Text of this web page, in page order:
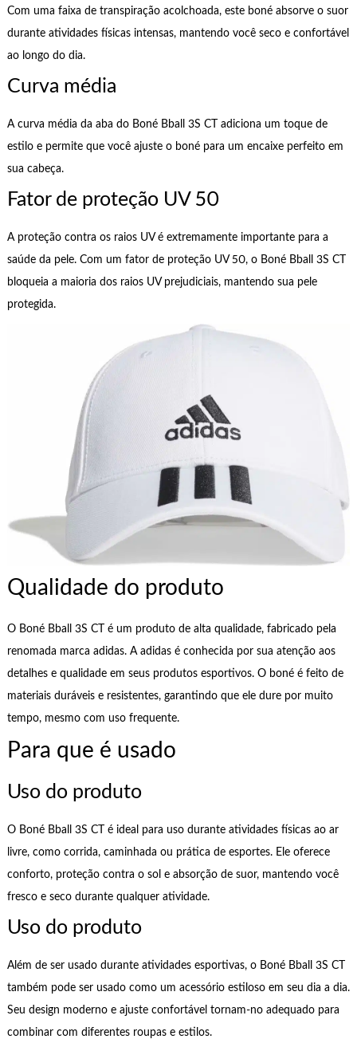
Com uma faixa de transpiração acolchoada, este boné absorve o suor
durante atividades físicas intensas, mantendo você seco e confortável
ao longo do dia.
Curva média
A curva média da aba do Boné Bball 3S CT adiciona um toque de
estilo e permite que você ajuste o boné para um encaixe perfeito em
sua cabeça.
Fator de proteção UV 50
A proteção contra os raios UV é extremamente importante para a
saúde da pele. Com um fator de proteção UV 50, o Boné Bball 3S CT
bloqueia a maioria dos raios UV prejudiciais, mantendo sua pele
protegida.
Qualidade do produto
O Boné Bball 3S CT é um produto de alta qualidade, fabricado pela
renomada marca adidas. A adidas é conhecida por sua atenção aos
detalhes e qualidade em seus produtos esportivos. O boné é feito de
materiais duráveis ​​e resistentes, garantindo que ele dure por muito
tempo, mesmo com uso frequente.
Para que é usado
Uso do produto
O Boné Bball 3S CT é ideal para uso durante atividades físicas ao ar
livre, como corrida, caminhada ou prática de esportes. Ele oferece
conforto, proteção contra o sol e absorção de suor, mantendo você
fresco e seco durante qualquer atividade.
Uso do produto
Além de ser usado durante atividades esportivas, o Boné Bball 3S CT
também pode ser usado como um acessório estiloso em seu dia a dia.
Seu design moderno e ajuste confortável tornam-no adequado para
combinar com diferentes roupas e estilos.